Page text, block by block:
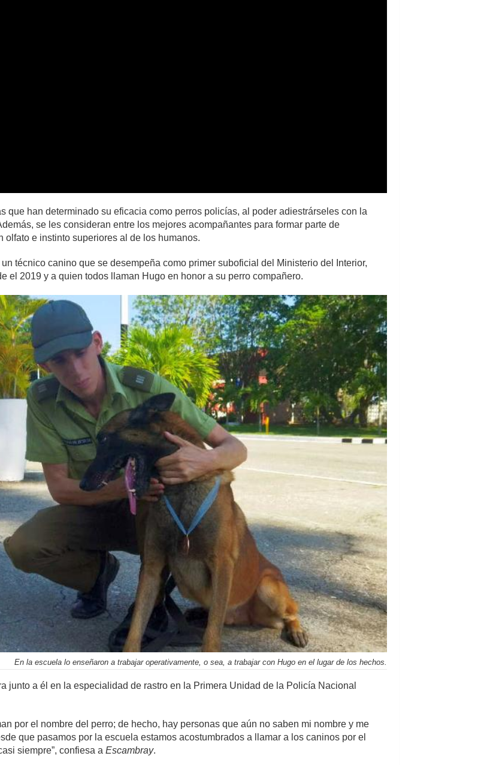
que han determinado su eficacia como perros policías, al poder adiestrárseles con la
se les consideran entre los mejores acompañantes para formar parte de
e instinto superiores al de los humanos.
técnico canino que se desempeña como primer suboficial del Ministerio del Interior,
el 2019 y a quien todos llaman Hugo en honor a su perro compañero.
En la escuela lo enseñaron a trabajar operativamente, o sea, a trabajar con Hugo en el lugar de los hechos.
junto a él en la especialidad de rastro en la Primera Unidad de la Policía Nacional
por el nombre del perro; de hecho, hay personas que aún no saben mi nombre y me
que pasamos por la escuela estamos acostumbrados a llamar a los caninos por el
siempre”, confiesa a Escambray.